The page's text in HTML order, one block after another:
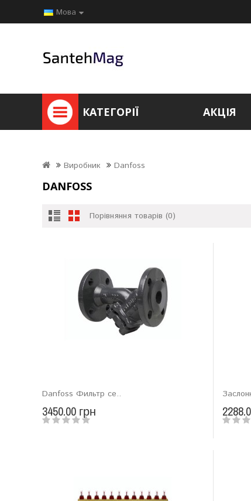
Мова
КАТЕГОРІЇ АКЦІЯ
Виробник Danfoss
DANFOSS
Порівняння товарів (0)
Danfoss Фильтр се..
3450.00 грн